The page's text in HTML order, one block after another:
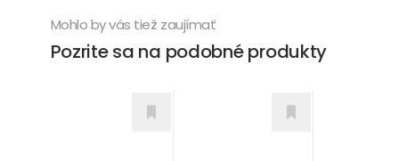
Mohlo by vás tiež zaujímať
Pozrite sa na podobné produkty